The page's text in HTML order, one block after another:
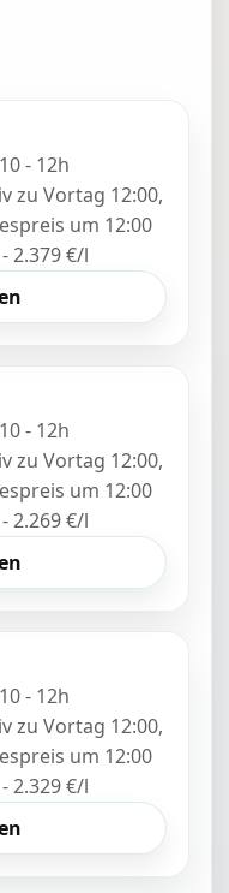
10 - 12h
zu Vortag 12:00,
um 12:00
2.379 €/l
10 - 12h
zu Vortag 12:00,
um 12:00
2.269 €/l
10 - 12h
zu Vortag 12:00,
um 12:00
2.329 €/l